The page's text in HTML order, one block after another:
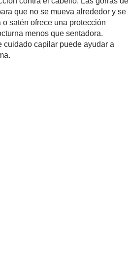
que no se mueva alrededor y se
satén ofrece una protección
menos que sentadora.
capilar puede ayudar a